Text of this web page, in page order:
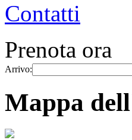
Contatti
Prenota ora
Arrivo:
Mappa